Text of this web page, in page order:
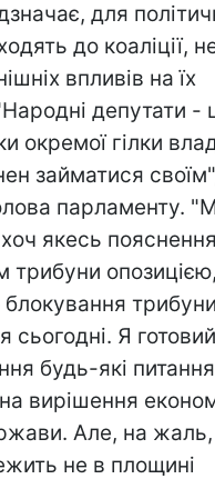
для
до коаліції,
впливів на їх
депутати -
окремої гілки
займатися
парламенту.
якесь пояснення
трибуни
сьогодні. Я
будь-які
вирішення
Але, на жаль,
не в площині